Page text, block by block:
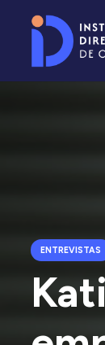
ENTREVISTAS